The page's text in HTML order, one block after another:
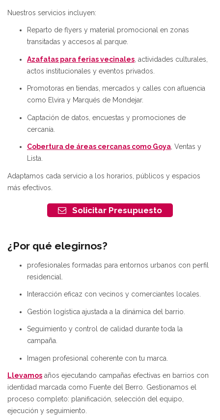
Nuestros servicios incluyen:
Reparto de flyers y material promocional en zonas
transitadas y accesos al parque.
Azafatas para ferias vecinales , actividades culturales,
actos institucionales y eventos privados.
Promotoras en tiendas, mercados y calles con afluencia
como Elvira y Marqués de Mondejar.
Captación de datos, encuestas y promociones de
cercanía.
Cobertura de áreas cercanas como Goya , Ventas y
Lista.
Adaptamos cada servicio a los horarios, públicos y espacios
más efectivos.
Solicitar Presupuesto
¿Por qué elegirnos?
profesionales formadas para entornos urbanos con perfil
residencial.
Interacción eficaz con vecinos y comerciantes locales.
Gestión logística ajustada a la dinámica del barrio.
Seguimiento y control de calidad durante toda la
campaña.
Imagen profesional coherente con tu marca.
Llevamos años ejecutando campañas efectivas en barrios con
identidad marcada como Fuente del Berro. Gestionamos el
proceso completo: planificación, selección del equipo,
ejecución y seguimiento.